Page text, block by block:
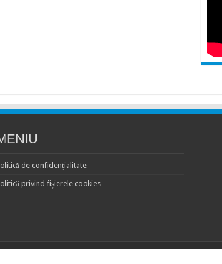
de confidențialitate
privind fișierele cookies